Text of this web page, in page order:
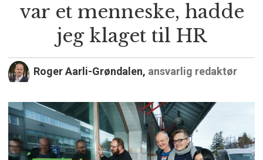
var et menneske, hadde
jeg klaget til HR
Roger Aarli-Grøndalen, ansvarlig redaktør